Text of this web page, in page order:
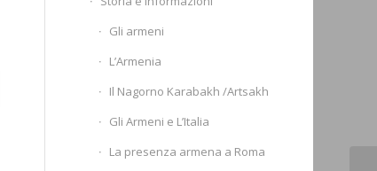
Gli armeni
L’Armenia
Il Nagorno Karabakh /Artsakh
Gli Armeni e L’Italia
La presenza armena a Roma